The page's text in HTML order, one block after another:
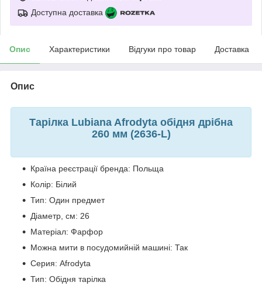
Доступна доставка
Опис Характеристики Відгуки про товар Доставка
Опис
Тарілка Lubiana Afrodyta обідня дрібна
260 мм (2636-L)
Країна реєстрації бренда: Польща
Колір: Білий
Тип: Один предмет
Діаметр, см: 26
Матеріал: Фарфор
Можна мити в посудомийній машині: Так
Серия: Afrodyta
Тип: Обідня тарілка